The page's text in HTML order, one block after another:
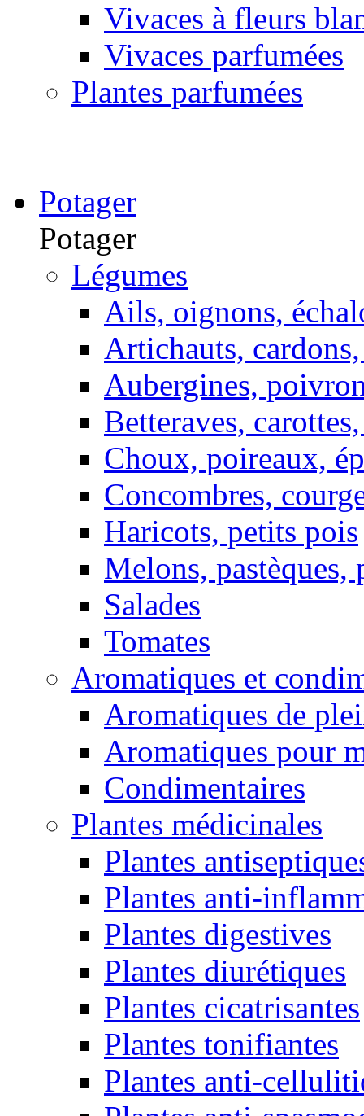
Vivaces à fleurs
Vivaces parfumées
Plantes parfumées
Potager
Potager
Légumes
Ails, oignons,
Artichauts,
Aubergines,
Betteraves,
Choux, poireaux,
Concombres,
Haricots, petits pois
Melons, pastèques,
Salades
Tomates
Aromatiques et
Aromatiques de
Aromatiques pour
Condimentaires
Plantes médicinales
Plantes
Plantes anti-
Plantes digestives
Plantes diurétiques
Plantes cicatrisantes
Plantes tonifiantes
Plantes anti-